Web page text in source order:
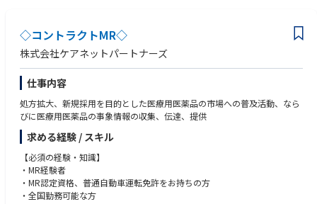
・神奈川県厚木市【電気保安業務従事者】
【電気工事士ポジション】
～北海道、東北エリア～（青森県、岩手県、宮城県、秋田県、山形県、福
島県）
・宮城県鬼首【電気工事士】
・福島県白河市【電気工事士】
・福島県須賀川市【電気工事士】
・福島県福島市【電気工事士】
～北陸、中部エリア～（新潟県、富山県、石川県、福井県、岐阜県、静岡
県、愛知県、三重県）
・富山県高岡市【電気工事士】
・石川県宝達志水町【電気工事士】
◇コントラクトMR◇
株式会社ケアネットパートナーズ
仕事内容
処方拡大、新規採用を目的とした医療用医薬品の市場への普及活動、なら
びに医療用医薬品の事象情報の収集、伝達、提供
求める経験 / スキル
【必須の経験・知識】
・MR経験者
・MR認定資格、普通自動車運転免許をお持ちの方
・全国勤務可能な方